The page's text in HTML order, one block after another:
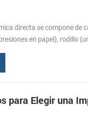
directa se compone de
en papel), rodillo